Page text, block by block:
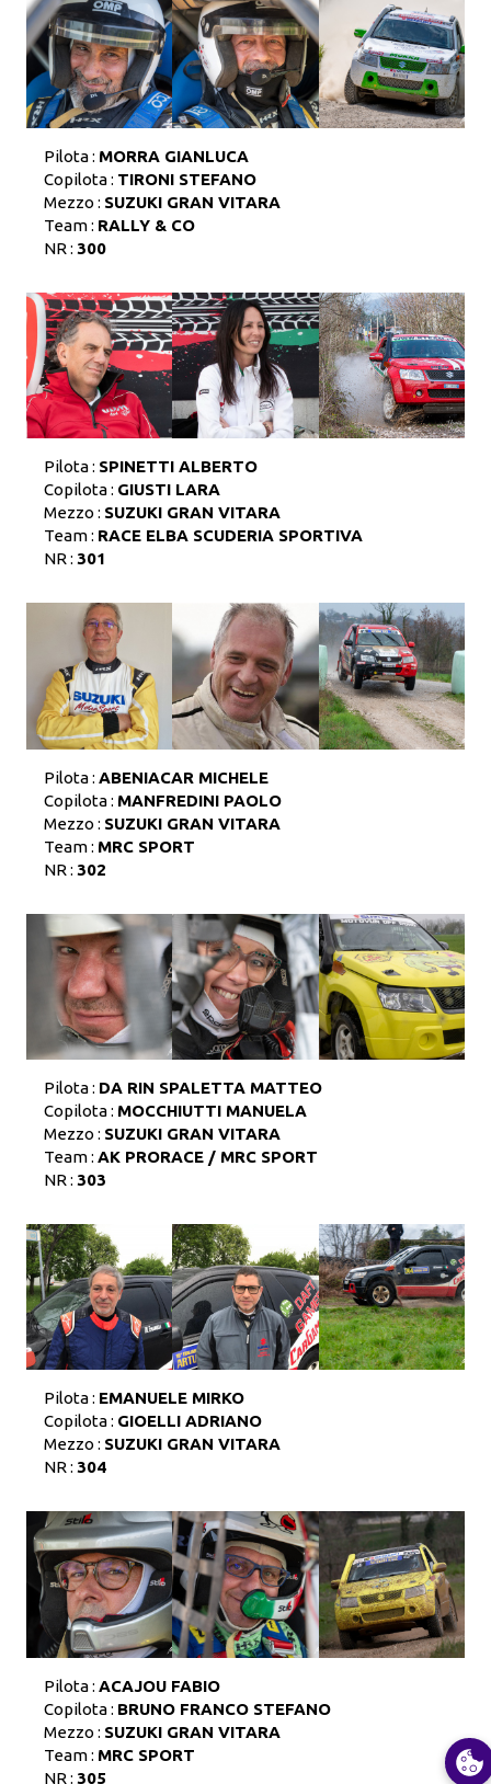
Pilota : MORRA GIANLUCA
Copilota : TIRONI STEFANO
Mezzo : SUZUKI GRAN VITARA
Team : RALLY & CO
NR : 300
Pilota : SPINETTI ALBERTO
Copilota : GIUSTI LARA
Mezzo : SUZUKI GRAN VITARA
Team : RACE ELBA SCUDERIA SPORTIVA
NR : 301
Pilota : ABENIACAR MICHELE
Copilota : MANFREDINI PAOLO
Mezzo : SUZUKI GRAN VITARA
Team : MRC SPORT
NR : 302
Pilota : DA RIN SPALETTA MATTEO
Copilota : MOCCHIUTTI MANUELA
Mezzo : SUZUKI GRAN VITARA
Team : AK PRORACE / MRC SPORT
NR : 303
Pilota : EMANUELE MIRKO
Copilota : GIOELLI ADRIANO
Mezzo : SUZUKI GRAN VITARA
NR : 304
Pilota : ACAJOU FABIO
Copilota : BRUNO FRANCO STEFANO
Mezzo : SUZUKI GRAN VITARA
Team : MRC SPORT
NR : 305